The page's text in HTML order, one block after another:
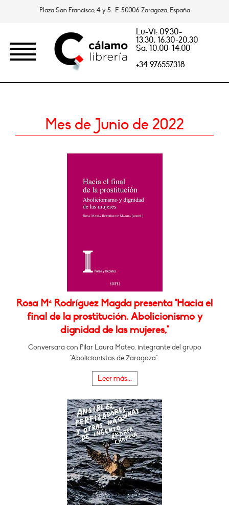
Plaza San Francisco, 4 y 5. E-50006 Zaragoza, España
Lu-Vi: 09.30-
13.30, 16.30-20.30
Sa: 10.00-14.00
+34 976557318
Mes de Junio de 2022
Rosa Mª Rodríguez Magda presenta "Hacia el
final de la prostitución. Abolicionismo y
dignidad de las mujeres,"
Conversará con Pilar Laura Mateo, integrante del grupo
"Abolicionistas de Zaragoza".
Leer más...